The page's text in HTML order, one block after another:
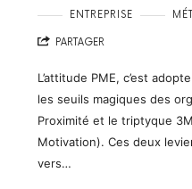
ENTREPRISE
PARTAGER
L’attitude PME, c’est
les seuils magiques des
Proximité et le triptyque
Motivation). Ces deux
vers…